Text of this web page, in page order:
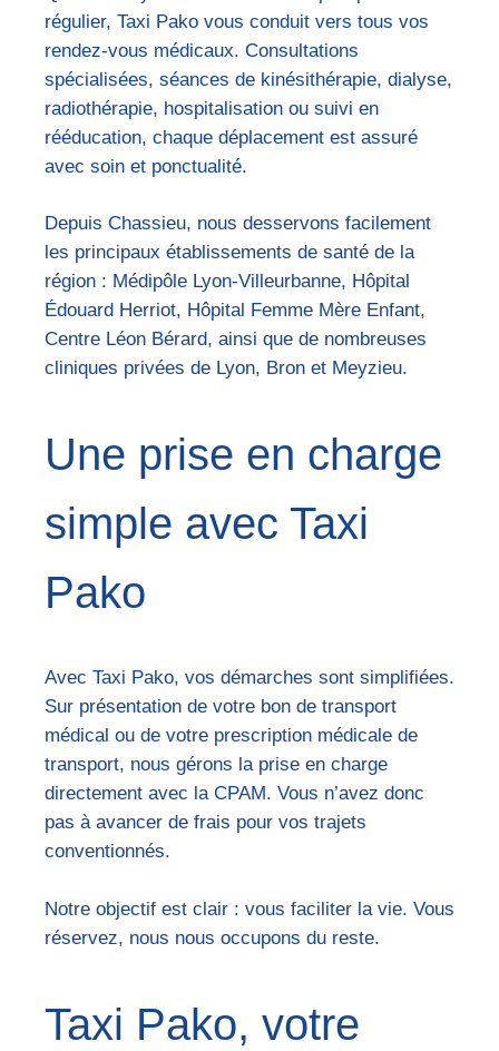
régulier, Taxi Pako vous conduit vers tous vos
rendez-vous médicaux. Consultations
spécialisées, séances de kinésithérapie, dialyse,
radiothérapie, hospitalisation ou suivi en
rééducation, chaque déplacement est assuré
avec soin et ponctualité.
Depuis Chassieu, nous desservons facilement
les principaux établissements de santé de la
région : Médipôle Lyon-Villeurbanne, Hôpital
Édouard Herriot, Hôpital Femme Mère Enfant,
Centre Léon Bérard, ainsi que de nombreuses
cliniques privées de Lyon, Bron et Meyzieu.
Une prise en charge
simple avec Taxi
Pako
Avec Taxi Pako, vos démarches sont simplifiées.
Sur présentation de votre bon de transport
médical ou de votre prescription médicale de
transport, nous gérons la prise en charge
directement avec la CPAM. Vous n’avez donc
pas à avancer de frais pour vos trajets
conventionnés.
Notre objectif est clair : vous faciliter la vie. Vous
réservez, nous nous occupons du reste.
Taxi Pako, votre